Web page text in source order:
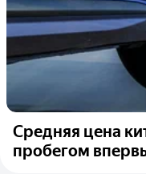
Средняя цена
пробегом